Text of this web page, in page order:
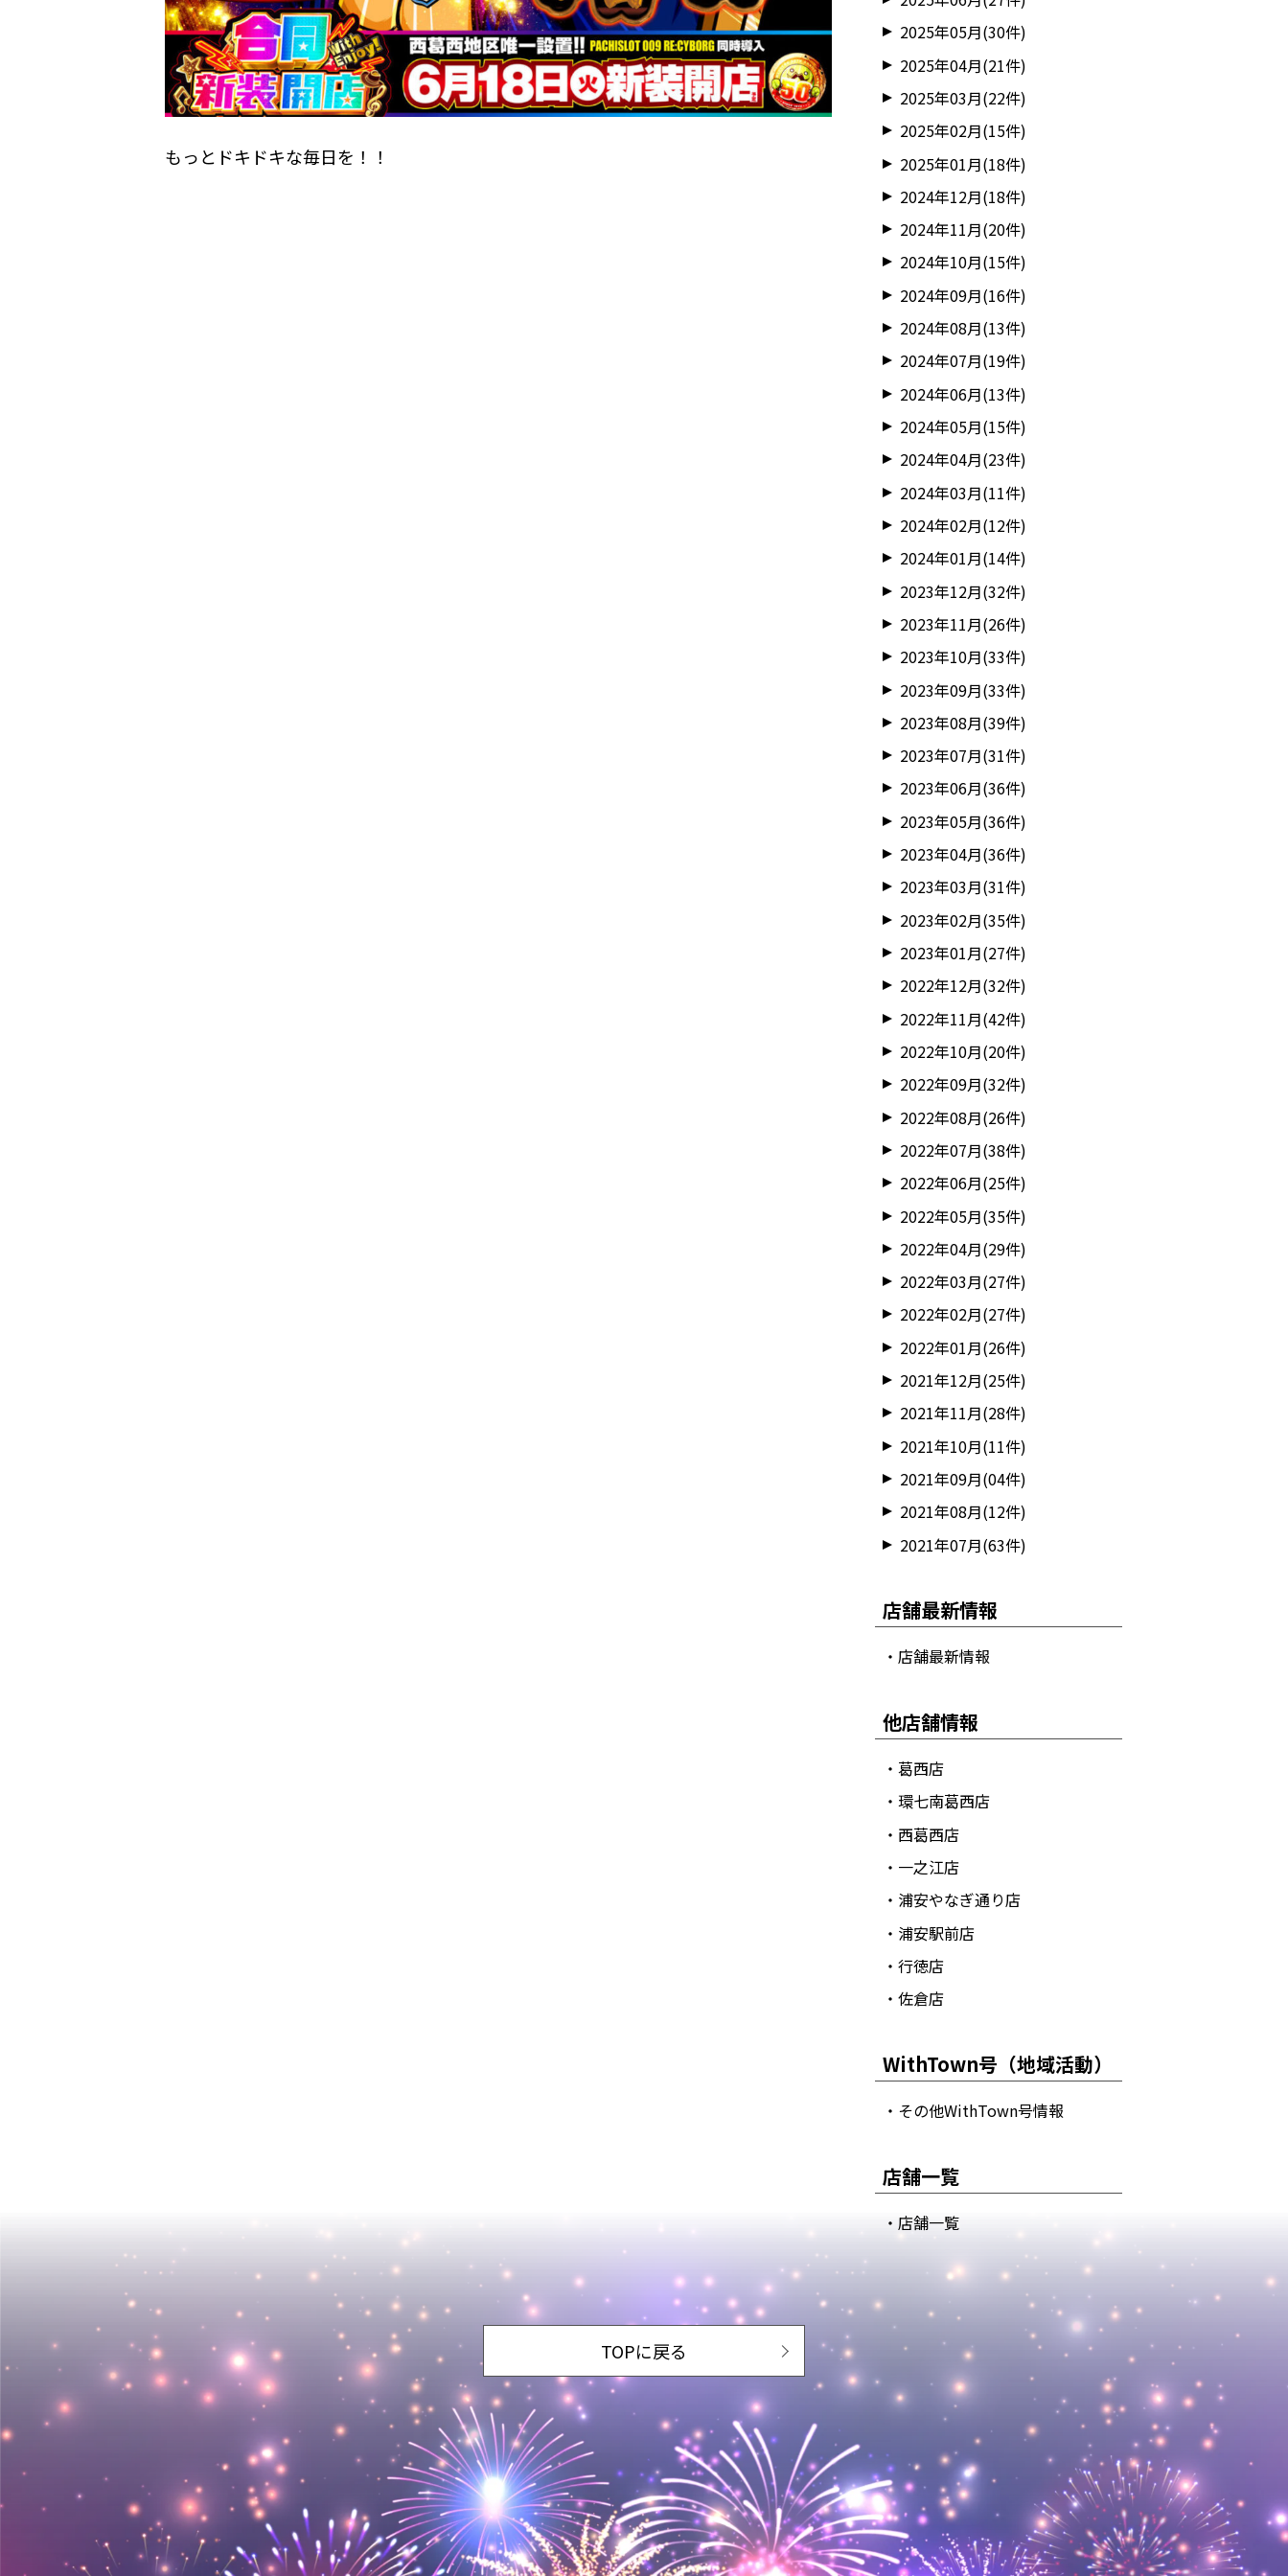
もっとドキドキな毎日を！！
2025年05月(30件)
2025年04月(21件)
2025年03月(22件)
2025年02月(15件)
2025年01月(18件)
2024年12月(18件)
2024年11月(20件)
2024年10月(15件)
2024年09月(16件)
2024年08月(13件)
2024年07月(19件)
2024年06月(13件)
2024年05月(15件)
2024年04月(23件)
2024年03月(11件)
2024年02月(12件)
2024年01月(14件)
2023年12月(32件)
2023年11月(26件)
2023年10月(33件)
2023年09月(33件)
2023年08月(39件)
2023年07月(31件)
2023年06月(36件)
2023年05月(36件)
2023年04月(36件)
2023年03月(31件)
2023年02月(35件)
2023年01月(27件)
2022年12月(32件)
2022年11月(42件)
2022年10月(20件)
2022年09月(32件)
2022年08月(26件)
2022年07月(38件)
2022年06月(25件)
2022年05月(35件)
2022年04月(29件)
2022年03月(27件)
2022年02月(27件)
2022年01月(26件)
2021年12月(25件)
2021年11月(28件)
2021年10月(11件)
2021年09月(04件)
2021年08月(12件)
2021年07月(63件)
店舗最新情報
・店舗最新情報
他店舗情報
・葛西店
・環七南葛西店
・西葛西店
・一之江店
・浦安やなぎ通り店
・浦安駅前店
・行徳店
・佐倉店
WithTown号（地域活動）
・その他WithTown号情報
店舗一覧
・店舗一覧
TOPに戻る